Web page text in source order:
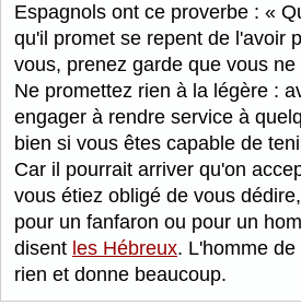
Espagnols ont ce proverbe :
qu'il promet se repent de l'avoir
vous, prenez garde que vous
Ne promettez rien à la légère :
engager à rendre service à
bien si vous êtes capable de
Car il pourrait arriver qu'on
vous étiez obligé de vous
pour un fanfaron ou pour un
disent les Hébreux. L'homme
rien et donne beaucoup.